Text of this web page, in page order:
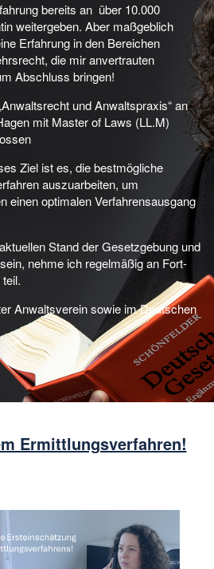
bereits an über 10.000
weitergeben. Aber maßgeblich
Erfahrung in den Bereichen
die mir anvertrauten
Abschluss bringen!
und Anwaltspraxis“ an
mit Master of Laws (LL.M)
Ziel ist es, die bestmögliche
auszuarbeiten, um
einen optimalen Verfahrensausgang
Stand der Gesetzgebung und
nehme ich regelmäßig an Fort-
Anwaltsverein sowie im Deutschen
Ermittlungsverfahren!